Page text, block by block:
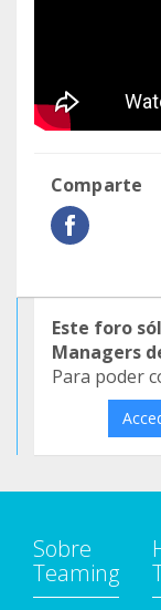
Comparte
Este foro
Managers
Para poder
Sobre
Teaming